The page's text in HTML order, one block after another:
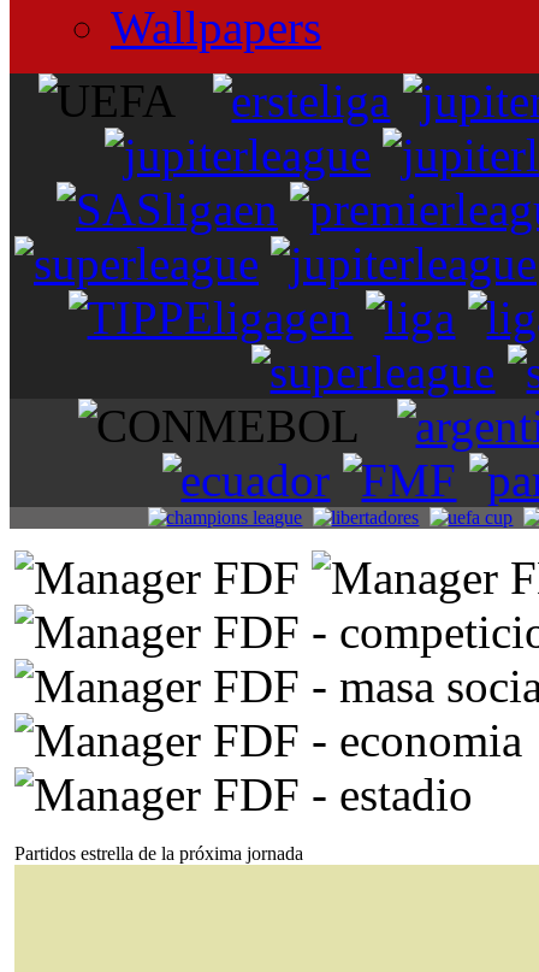
Wallpapers
Partidos estrella de la próxima jornada